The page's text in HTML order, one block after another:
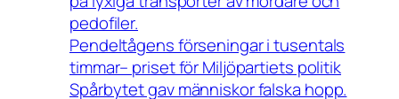
pedofiler.
Pendeltågens förseningar i tusentals
timmar– priset för Miljöpartiets politik
Spårbytet gav människor falska hopp.